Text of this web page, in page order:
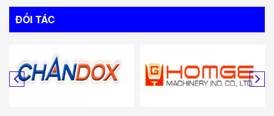
Italy
Canada
ĐỐI TÁC